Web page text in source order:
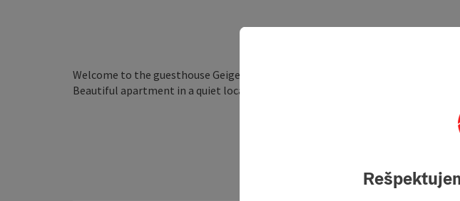
Welcome to the guesthouse Geigerbauer!
Beautiful apartment in a quiet location with magnificent views of the